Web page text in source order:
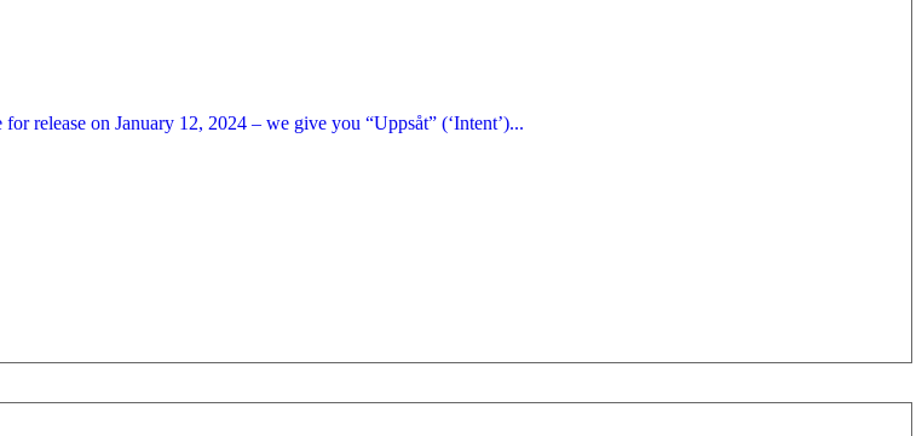
release on January 12, 2024 – we give you “Uppsåt” (‘Intent’)...